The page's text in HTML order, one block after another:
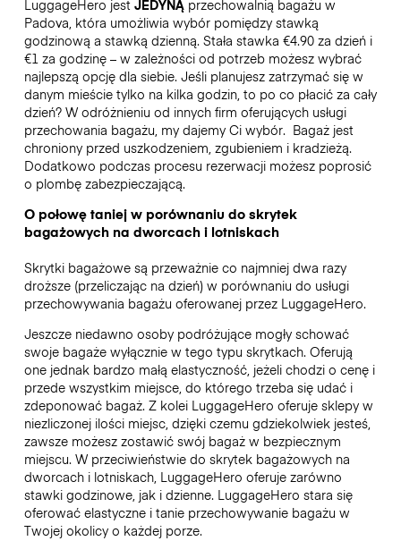
LuggageHero jest JEDYNĄprzechowalnią bagażu w
Padova, która umożliwia wybór pomiędzy stawką
godzinową a stawką dzienną. Stała stawka €4.90 za dzień i
€1 za godzinę – w zależności od potrzeb możesz wybrać
najlepszą opcję dla siebie. Jeśli planujesz zatrzymać się w
danym mieście tylko na kilka godzin, to po co płacić za cały
dzień? W odróżnieniu od innych firm oferujących usługi
przechowania bagażu, my dajemy Ci wybór. Bagaż jest
chroniony przed uszkodzeniem, zgubieniem i kradzieżą.
Dodatkowo podczas procesu rezerwacji możesz poprosić
o plombę zabezpieczającą.
O połowę taniej w porównaniu do skrytek
bagażowych na dworcach i lotniskach
Skrytki bagażowe są przeważnie co najmniej dwa razy
droższe (przeliczając na dzień) w porównaniu do usługi
przechowywania bagażu oferowanej przez LuggageHero.
Jeszcze niedawno osoby podróżujące mogły schować
swoje bagaże wyłącznie w tego typu skrytkach. Oferują
one jednak bardzo małą elastyczność, jeżeli chodzi o cenę i
przede wszystkim miejsce, do którego trzeba się udać i
zdeponować bagaż. Z kolei LuggageHero oferuje sklepy w
niezliczonej ilości miejsc, dzięki czemu gdziekolwiek jesteś,
zawsze możesz zostawić swój bagaż w bezpiecznym
miejscu. W przeciwieństwie do skrytek bagażowych na
dworcach i lotniskach, LuggageHero oferuje zarówno
stawki godzinowe, jak i dzienne. LuggageHero stara się
oferować elastyczne i tanie przechowywanie bagażu w
Twojej okolicy o każdej porze.